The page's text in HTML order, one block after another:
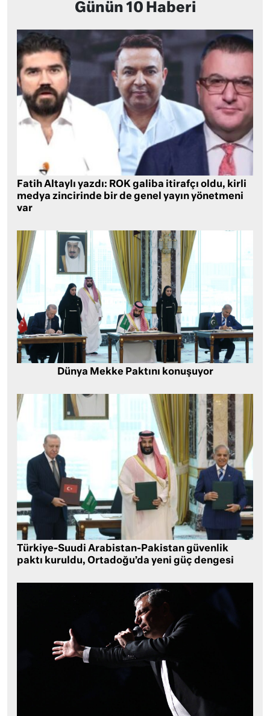
Günün 10 Haberi
Fatih Altaylı yazdı: ROK galiba itirafçı oldu, kirli
medya zincirinde bir de genel yayın yönetmeni
var
Dünya Mekke Paktını konuşuyor
Türkiye-Suudi Arabistan-Pakistan güvenlik
paktı kuruldu, Ortadoğu’da yeni güç dengesi